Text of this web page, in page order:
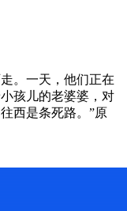
。一天，他们正在
孩儿的老婆婆，对
西是条死路。”原